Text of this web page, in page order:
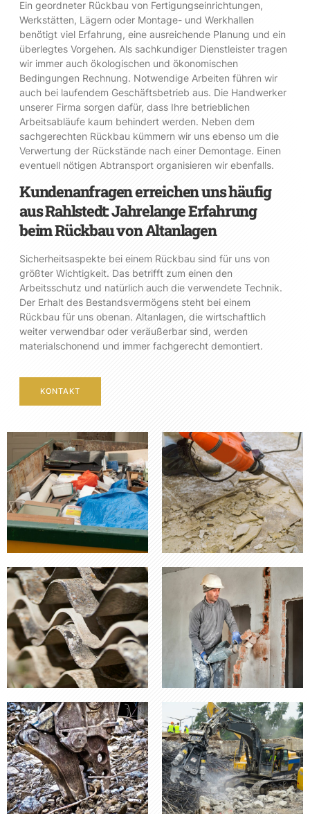
Ein geordneter Rückbau von Fertigungseinrichtungen,
Werkstätten, Lägern oder Montage- und Werkhallen
benötigt viel Erfahrung, eine ausreichende Planung und ein
überlegtes Vorgehen. Als sachkundiger Dienstleister tragen
wir immer auch ökologischen und ökonomischen
Bedingungen Rechnung. Notwendige Arbeiten führen wir
auch bei laufendem Geschäftsbetrieb aus. Die Handwerker
unserer Firma sorgen dafür, dass Ihre betrieblichen
Arbeitsabläufe kaum behindert werden. Neben dem
sachgerechten Rückbau kümmern wir uns ebenso um die
Verwertung der Rückstände nach einer Demontage. Einen
eventuell nötigen Abtransport organisieren wir ebenfalls.
Kundenanfragen erreichen uns häufig
aus Rahlstedt: Jahrelange Erfahrung
beim Rückbau von Altanlagen
Sicherheitsaspekte bei einem Rückbau sind für uns von
größter Wichtigkeit. Das betrifft zum einen den
Arbeitsschutz und natürlich auch die verwendete Technik.
Der Erhalt des Bestandsvermögens steht bei einem
Rückbau für uns obenan. Altanlagen, die wirtschaftlich
weiter verwendbar oder veräußerbar sind, werden
materialschonend und immer fachgerecht demontiert.
KONTAKT